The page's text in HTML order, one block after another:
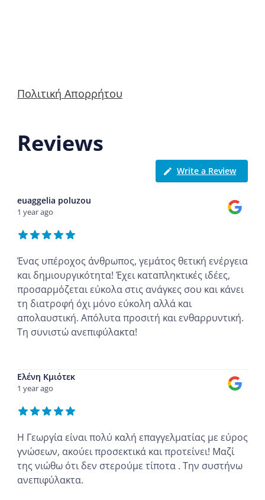
Πολιτική Απορρήτου
Reviews
Write a Review
euaggelia poluzou
1 year ago
Ένας υπέροχος άνθρωπος, γεμάτος θετική ενέργεια
και δημιουργικότητα! Έχει καταπληκτικές ιδέες,
προσαρμόζεται εύκολα στις ανάγκες σου και κάνει
τη διατροφή όχι μόνο εύκολη αλλά και
απολαυστική. Απόλυτα προσιτή και ενθαρρυντική.
Τη συνιστώ ανεπιφύλακτα!
Ελένη Κμιότεκ
1 year ago
Η Γεωργία είναι πολύ καλή επαγγελματίας με εύρος
γνώσεων, ακούει προσεκτικά και προτείνει! Μαζί
της νιώθω ότι δεν στερούμε τίποτα . Την συστήνω
ανεπιφύλακτα.